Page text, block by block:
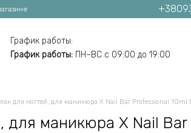
График работы:
График работы: ПН–ВС с 09:00 до 19:00
лак для ногтей, для маникюра X Nail Bar Professional
для маникюра X Nail